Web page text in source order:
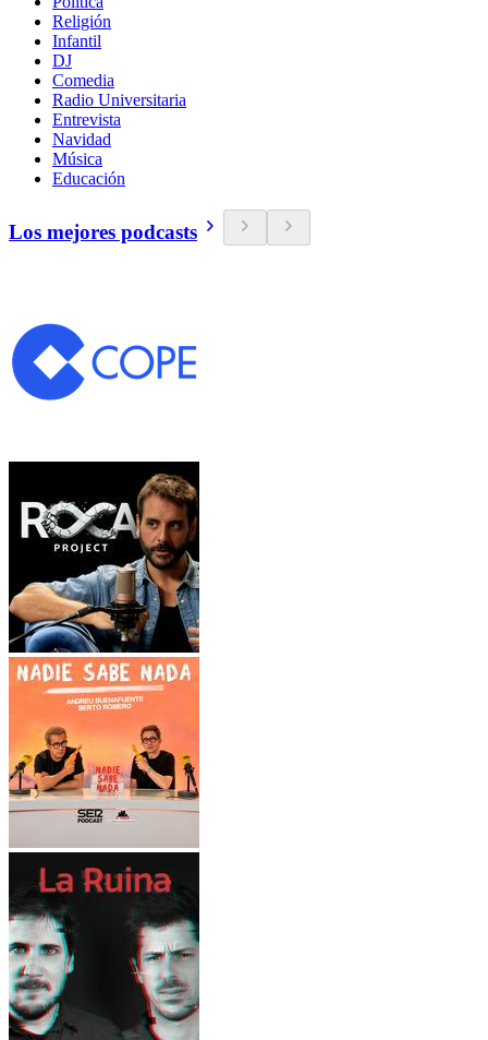
Religión
Infantil
DJ
Comedia
Radio Universitaria
Entrevista
Navidad
Música
Educación
Los mejores podcasts